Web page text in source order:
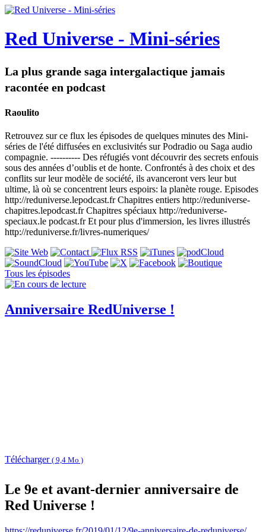
Red Universe - Mini-séries
La plus grande saga intergalactique jamais
racontée en podcast
Raoulito
Retrouvez sur ce flux les épisodes de quelques minutes des Mini-
séries de l'été diffusées en exclusivités sur Podradio ou Saga audio
compagnie. ---------- Des réfugiés vont découvrir des secrets enfouis
sous des années d’oublis et de honte. Confrontés à des choix et des
conflits sur leur modèle de société, ils avanceront vers leur but
ultime, là où se concentrent leurs espoirs: la planète rouge. Episodes
http://reduniverse.lepodcast.fr Chapitres entiers http://reduniverse-
chapitres.lepodcast.fr Chapitres spéciaux http://reduniverse-
speciaux.le podcast.fr Et pour plus d'immersion, les livres illustrés
http://reduniverse.fr/livres-numeriques/
Tous les épisodes
Anniversaire RedUniverse !
Télécharger ( 9,4 Mo )
Le 9e et avant-dernier anniversaire de
Red Universe !